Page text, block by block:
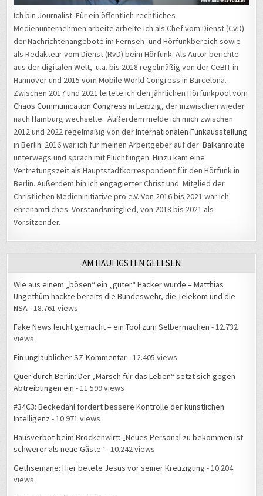
Ich bin Journalist. Für ein öffentlich-rechtliches
Medienunternehmen arbeite arbeite ich als Chef vom Dienst (CvD)
der Nachrichtenangebote im Fernseh- und Hörfunkbereich sowie
als Redakteur vom Dienst (RvD) beim Hörfunk. Als Autor berichte
aus der digitalen Welt, u.a. bis 2018 regelmäßig von der CeBIT in
Hannover und 2015 vom Mobile World Congress in Barcelona.
Zwischen 2017 und 2021 leitete ich den jährlichen Hörfunkpool vom
Chaos Communication Congress in Leipzig, der inzwischen wieder
nach Hamburg wechselte. Außerdem melde ich mich zwischen
2012 und 2022 regelmäßig von derInternationalen Funkausstellung
in Berlin. 2016 war ich für meinen Arbeitgeber auf derBalkanroute
unterwegs und sprach mit Flüchtlingen. Hinzu kam eine
Vertretungszeit als Hauptstadtkorrespondent für den Hörfunk in
Berlin. Außerdem bin ich engagierter Christ und Mitglied der
Christlichen Medieninitiative pro e.V. Von 2016 bis 2021 war ich
ehrenamtliches Vorstandsmitglied, von 2018 bis 2021 als
Vorsitzender.
AM HÄUFIGSTEN GELESEN
Wie aus einem „bösen“ ein „guter“ Hacker wurde – Matthias
Ungethüm hackte bereits die Bundeswehr, die Telekom und die
NSA- 18.761 views
Fake News leicht gemacht – ein Tool zum Selbermachen - 12.732
views
Ein unglaublicher SZ-Kommentar- 12.405 views
Quer durch Berlin: Der „Marsch für das Leben“ setzt sich gegen
Abtreibungen ein - 11.599 views
#34C3: Beckedahl fordert bessere Kontrolle der künstlichen
Intelligenz - 10.971 views
Hausverbot beim Brockenwirt: „Neues Personal zu bekommen ist
schwerer als neue Gäste“ - 10.242 views
Gethsemane: Hier betete Jesus vor seiner Kreuzigung - 10.204
views